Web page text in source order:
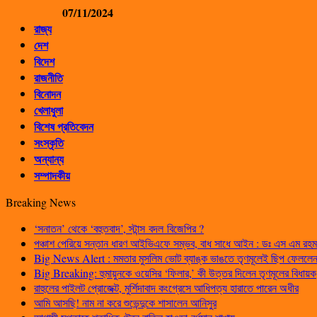
07/11/2024
রাজ্য
দেশ
বিদেশ
রাজনীতি
বিনোদন
খেলাধুলা
বিশেষ প্রতিবেদন
সংস্কৃতি
অন্যান্য
সম্পাদকীয়
Breaking News
‘সনাতন’ থেকে ‘বহুতবাদ’, স্টান্স বদল বিজেপির ?
পঞ্চাশ পেরিয়ে সন্তান ধারণ আইভিএফে সম্ভব, বাধ সাধে আইন : ডঃ এস এম
Big News Alert : মমতার মুসলিম ভোট ব্যাঙ্ক ভাঙতে তৃণমূলেই ছিপ ফেললেন
Big Breaking: হুমায়ুনকে ওয়েসির ‘ফিলার,’ কী উত্তর দিলেন তৃণমূলের বিধায়ক
রাহুলের পাইলট প্রোজেক্ট, মুর্শিদাবাদ কংগ্রেসে আধিপত্য হারাতে পারেন অধীর
আমি আসছি! নাম না করে শুভেন্দুকে শাসালেন আনিসুর